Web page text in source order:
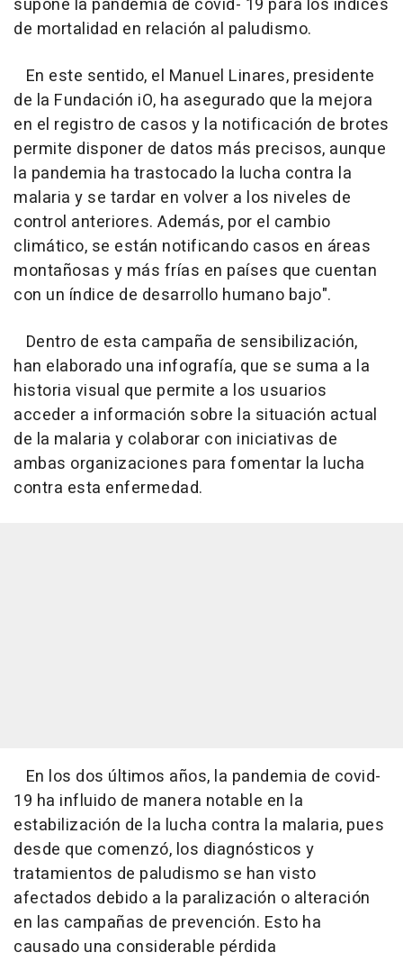
supone la pandemia de covid- 19 para los índices
de mortalidad en relación al paludismo.
En este sentido, el Manuel Linares, presidente
de la Fundación iO, ha asegurado que la mejora
en el registro de casos y la notificación de brotes
permite disponer de datos más precisos, aunque
la pandemia ha trastocado la lucha contra la
malaria y se tardar en volver a los niveles de
control anteriores. Además, por el cambio
climático, se están notificando casos en áreas
montañosas y más frías en países que cuentan
con un índice de desarrollo humano bajo".
Dentro de esta campaña de sensibilización,
han elaborado una infografía, que se suma a la
historia visual que permite a los usuarios
acceder a información sobre la situación actual
de la malaria y colaborar con iniciativas de
ambas organizaciones para fomentar la lucha
contra esta enfermedad.
En los dos últimos años, la pandemia de covid-
19 ha influido de manera notable en la
estabilización de la lucha contra la malaria, pues
desde que comenzó, los diagnósticos y
tratamientos de paludismo se han visto
afectados debido a la paralización o alteración
en las campañas de prevención. Esto ha
causado una considerable pérdida